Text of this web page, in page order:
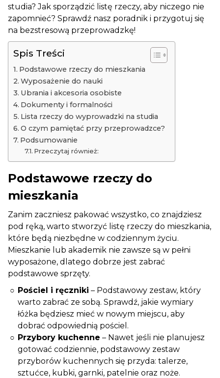
studia? Jak sporządzić listę rzeczy, aby niczego nie
zapomnieć? Sprawdź nasz poradnik i przygotuj się
na bezstresową przeprowadzkę!
Spis Treści
Podstawowe rzeczy do mieszkania
Wyposażenie do nauki
Ubrania i akcesoria osobiste
Dokumenty i formalności
Lista rzeczy do wyprowadzki na studia
O czym pamiętać przy przeprowadzce?
Podsumowanie
Przeczytaj również:
Podstawowe rzeczy do
mieszkania
Zanim zaczniesz pakować wszystko, co znajdziesz
pod ręką, warto stworzyć listę rzeczy do mieszkania,
które będą niezbędne w codziennym życiu.
Mieszkanie lub akademik nie zawsze są w pełni
wyposażone, dlatego dobrze jest zabrać
podstawowe sprzęty.
Pościel i ręczniki – Podstawowy zestaw, który
warto zabrać ze sobą. Sprawdź, jakie wymiary
łóżka będziesz mieć w nowym miejscu, aby
dobrać odpowiednią pościel.
Przybory kuchenne – Nawet jeśli nie planujesz
gotować codziennie, podstawowy zestaw
przyborów kuchennych się przyda: talerze,
sztućce, kubki, garnki, patelnie oraz noże.